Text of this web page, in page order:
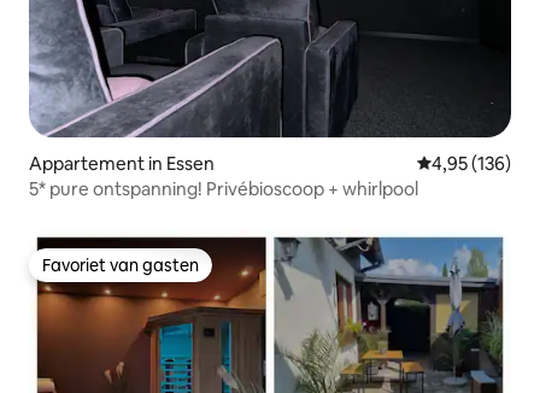
Appartement in Essen Gemiddelde
4,95 (136)
5* pure ontspanning! Privébioscoop + whirlpool
Favoriet van gasten
Favoriet van gasten